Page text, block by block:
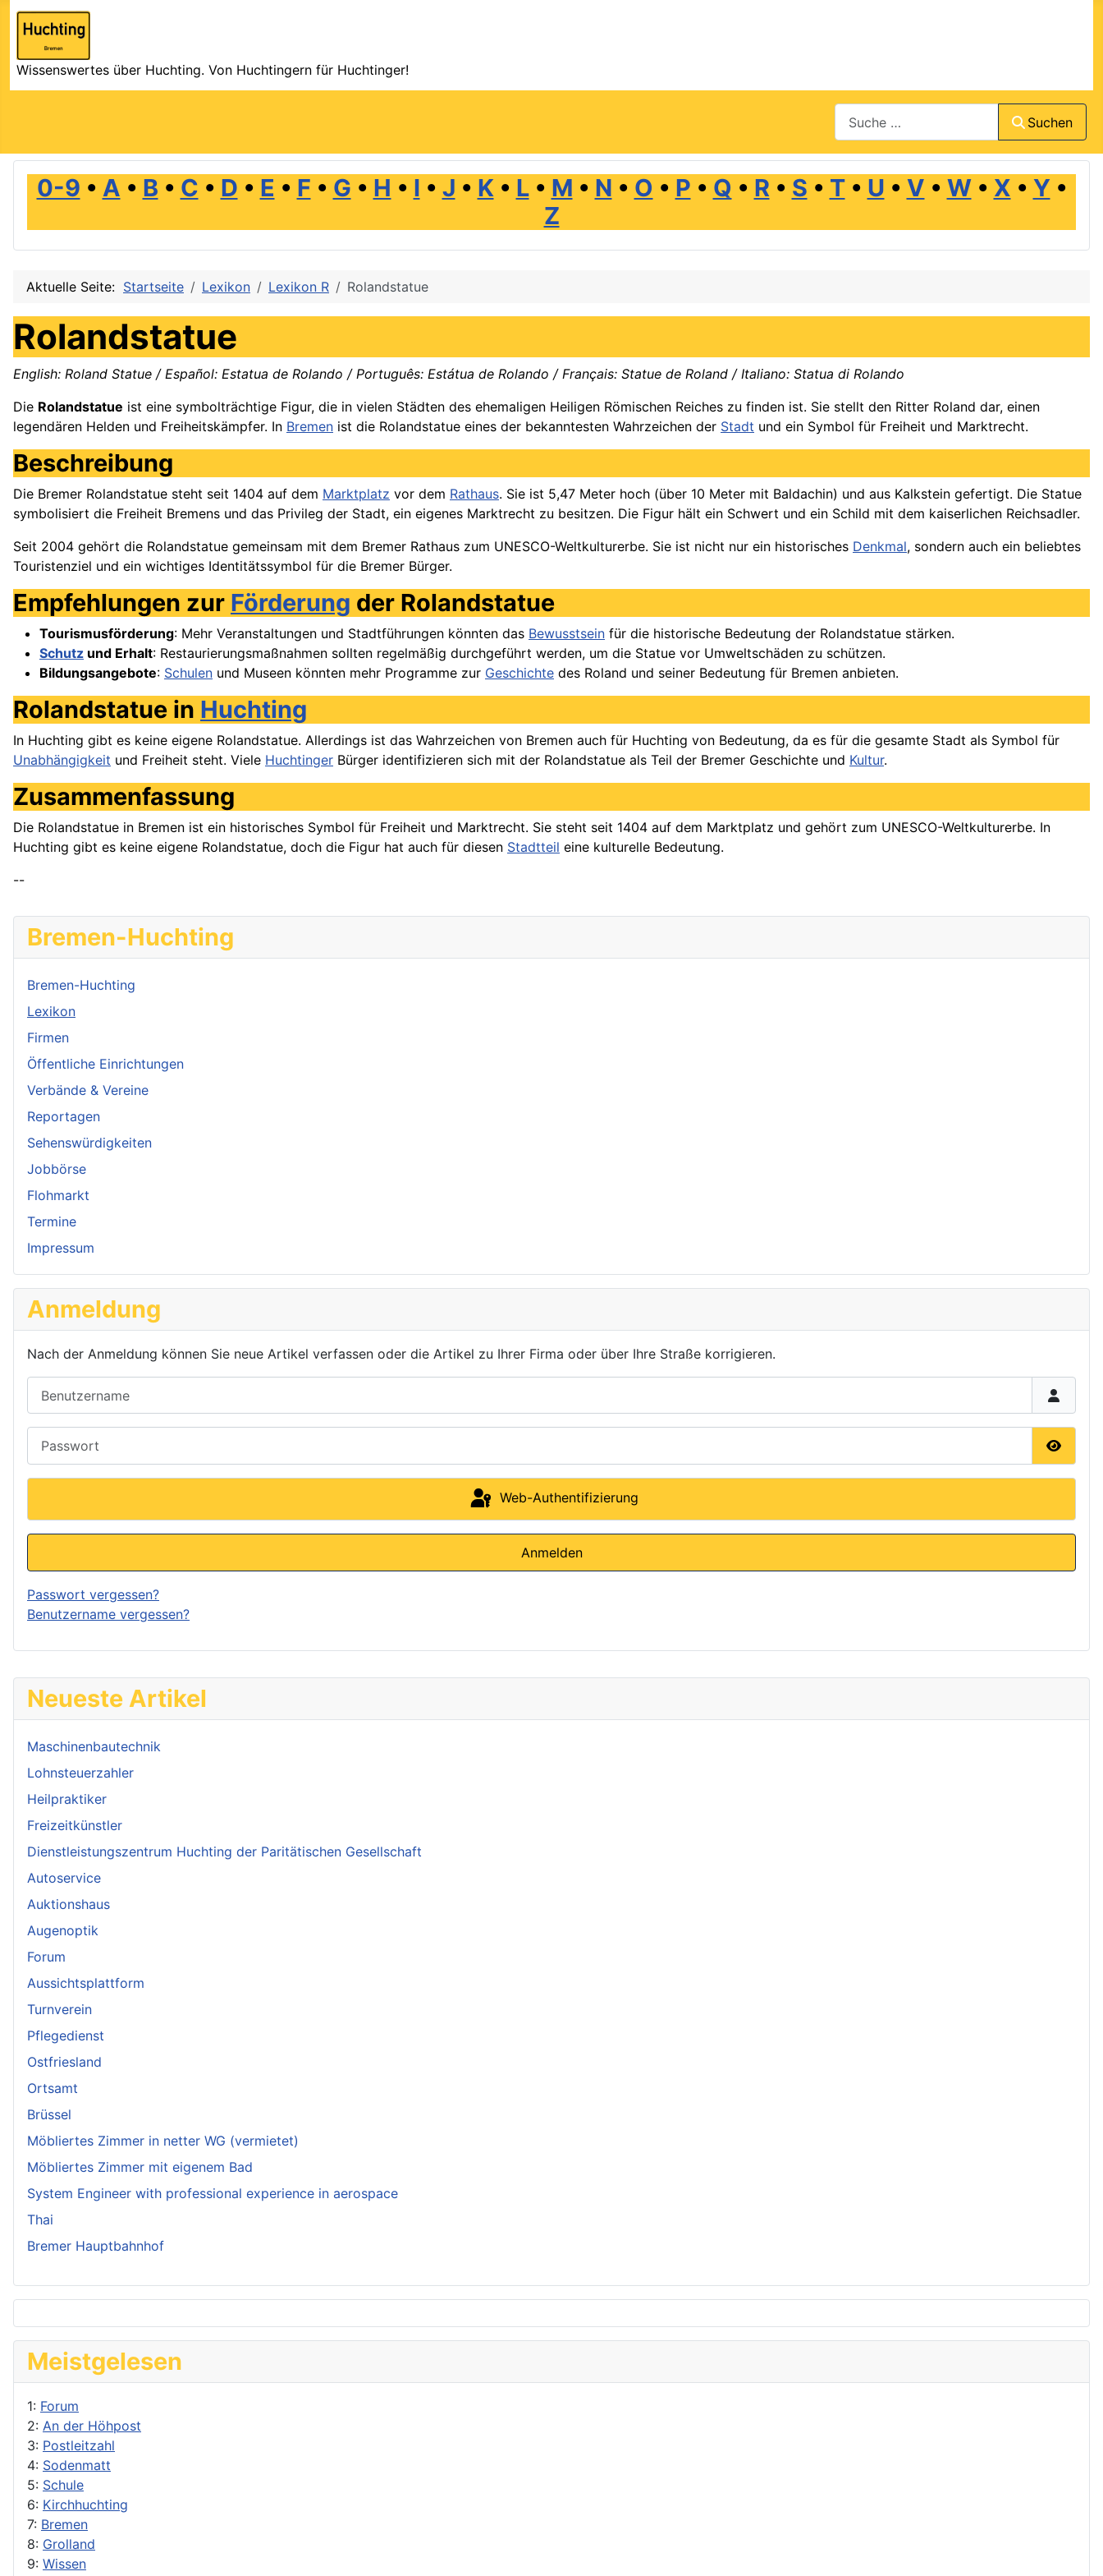
Wissenswertes über Huchting. Von Huchtingern für Huchtinger!
Suchen
0-9 • A • B • C • D • E • F • G • H • I • J • K• L• M • N • O • P • Q • R• S • T• U • V • W• X • Y •
Z
Neueste Artikel
Maschinenbautechnik
Lohnsteuerzahler
Heilpraktiker
Freizeitkünstler
Dienstleistungszentrum Huchting der Paritätischen Gesellschaft
Autoservice
Auktionshaus
Augenoptik
Forum
Aussichtsplattform
Turnverein
Pflegedienst
Ostfriesland
Ortsamt
Brüssel
Möbliertes Zimmer in netter WG (vermietet)
Möbliertes Zimmer mit eigenem Bad
System Engineer with professional experience in aerospace
Thai
Bremer Hauptbahnhof
Meistgelesen
1: Forum
2: An der Höhpost
3: Postleitzahl
4: Sodenmatt
5: Schule
6: Kirchhuchting
7: Bremen
8: Grolland
9: Wissen
Aktuelle Seite: Startseite Lexikon Lexikon R Rolandstatue
Rolandstatue
English: Roland Statue / Español: Estatua de Rolando / Português: Estátua de Rolando / Français: Statue de Roland / Italiano: Statua di Rolando
Die Rolandstatue ist eine symbolträchtige Figur, die in vielen Städten des ehemaligen Heiligen Römischen Reiches zu finden ist. Sie stellt den Ritter Roland dar, einen
legendären Helden und Freiheitskämpfer. In Bremen ist die Rolandstatue eines der bekanntesten Wahrzeichen der Stadt und ein Symbol für Freiheit und Marktrecht.
Beschreibung
Die Bremer Rolandstatue steht seit 1404 auf dem Marktplatz vor dem Rathaus. Sie ist 5,47 Meter hoch (über 10 Meter mit Baldachin) und aus Kalkstein gefertigt. Die Statue
symbolisiert die Freiheit Bremens und das Privileg der Stadt, ein eigenes Marktrecht zu besitzen. Die Figur hält ein Schwert und ein Schild mit dem kaiserlichen Reichsadler.
Seit 2004 gehört die Rolandstatue gemeinsam mit dem Bremer Rathaus zum UNESCO-Weltkulturerbe. Sie ist nicht nur ein historisches Denkmal, sondern auch ein beliebtes
Touristenziel und ein wichtiges Identitätssymbol für die Bremer Bürger.
Empfehlungen zur Förderung der Rolandstatue
Tourismusförderung: Mehr Veranstaltungen und Stadtführungen könnten das Bewusstsein für die historische Bedeutung der Rolandstatue stärken.
Schutz und Erhalt: Restaurierungsmaßnahmen sollten regelmäßig durchgeführt werden, um die Statue vor Umweltschäden zu schützen.
Bildungsangebote: Schulen und Museen könnten mehr Programme zur Geschichte des Roland und seiner Bedeutung für Bremen anbieten.
Rolandstatue in Huchting
In Huchting gibt es keine eigene Rolandstatue. Allerdings ist das Wahrzeichen von Bremen auch für Huchting von Bedeutung, da es für die gesamte Stadt als Symbol für
Unabhängigkeit und Freiheit steht. Viele Huchtinger Bürger identifizieren sich mit der Rolandstatue als Teil der Bremer Geschichte und Kultur.
Zusammenfassung
Die Rolandstatue in Bremen ist ein historisches Symbol für Freiheit und Marktrecht. Sie steht seit 1404 auf dem Marktplatz und gehört zum UNESCO-Weltkulturerbe. In
Huchting gibt es keine eigene Rolandstatue, doch die Figur hat auch für diesen Stadtteil eine kulturelle Bedeutung.
--
Bremen-Huchting
Bremen-Huchting
Lexikon
Firmen
Öffentliche Einrichtungen
Verbände & Vereine
Reportagen
Sehenswürdigkeiten
Jobbörse
Flohmarkt
Termine
Impressum
Anmeldung
Nach der Anmeldung können Sie neue Artikel verfassen oder die Artikel zu Ihrer Firma oder über Ihre Straße korrigieren.
Web-Authentifizierung
Anmelden
Passwort vergessen?
Benutzername vergessen?